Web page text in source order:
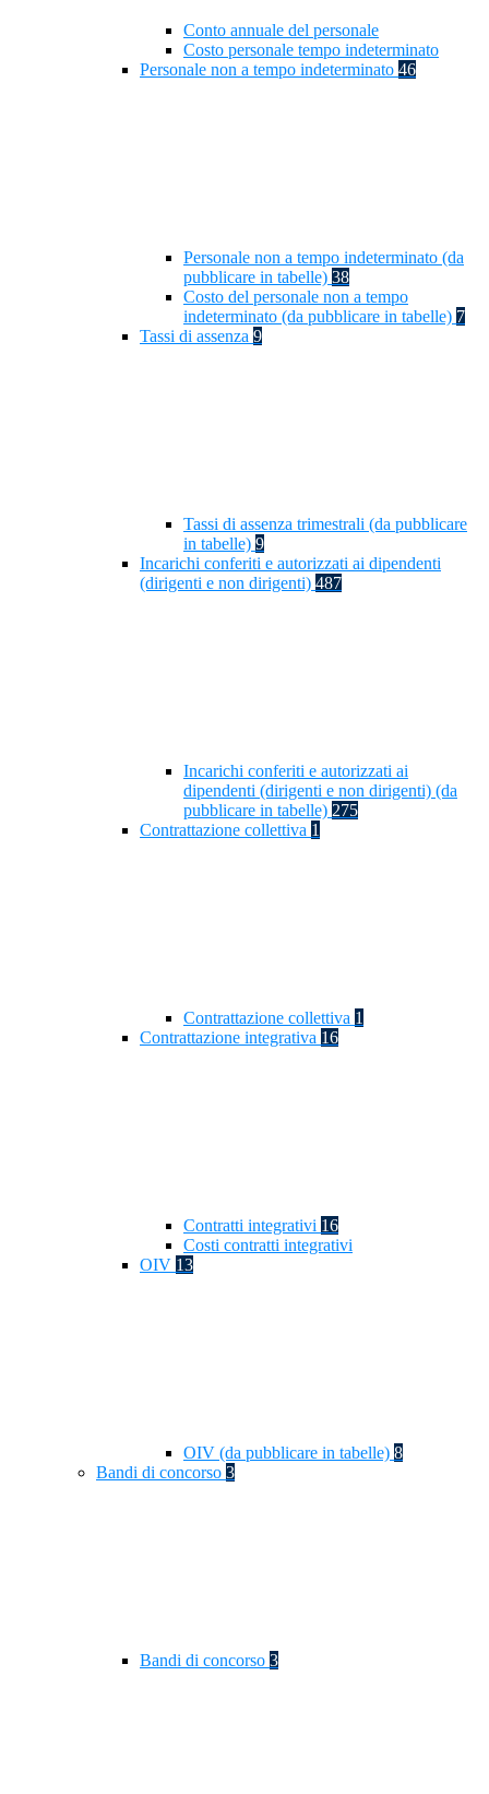
Conto annuale del personale
Costo personale tempo indeterminato
Personale non a tempo indeterminato 46
Personale non a tempo indeterminato (da
pubblicare in tabelle) 38
Costo del personale non a tempo
indeterminato (da pubblicare in tabelle) 7
Tassi di assenza 9
Tassi di assenza trimestrali (da pubblicare
in tabelle) 9
Incarichi conferiti e autorizzati ai dipendenti
(dirigenti e non dirigenti) 487
Incarichi conferiti e autorizzati ai
dipendenti (dirigenti e non dirigenti) (da
pubblicare in tabelle) 275
Contrattazione collettiva 1
Contrattazione collettiva 1
Contrattazione integrativa 16
Contratti integrativi 16
Costi contratti integrativi
OIV 13
OIV (da pubblicare in tabelle) 8
Bandi di concorso 3
Bandi di concorso 3